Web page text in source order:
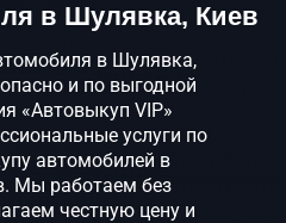
в Шулявка, Киев
в Шулявка,
и по выгодной
«Автовыкуп VIP»
услуги по
автомобилей в
Мы работаем без
честную цену и